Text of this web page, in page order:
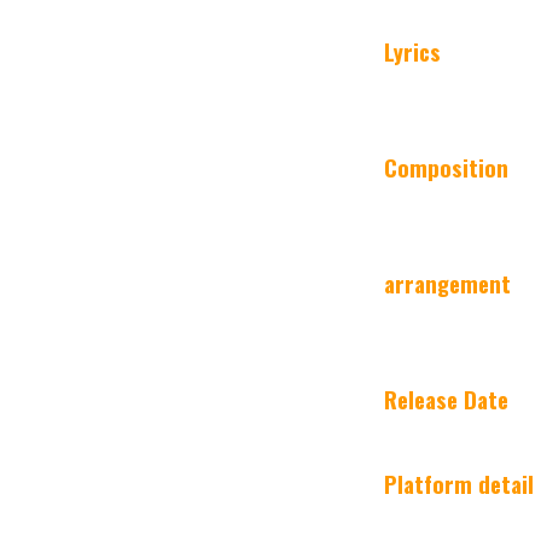
Lyrics
Composition
arrangement
Release Date
Platform detail